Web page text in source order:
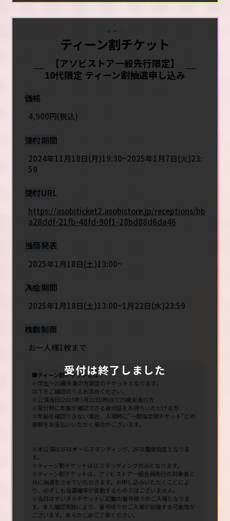
ティーン割チケット
【アソビストア一般先行限定】
10代限定 ティーン割抽選申し込み
価格
4,900円(税込)
受付期間
2024年11月18日(月)19:30~2025年1月7日(火)23:
59
受付URL
https://asobiticket2.asobistore.jp/receptions/bb
a28ddf-21fb-48fd-90f1-28bd88d6da46
当落発表
2025年1月18日(土)13:00~
入金期間
2025年1月18日(土)13:00~1月22日(水)23:59
枚数制限
お一人様1枚まで
■ティーン割チケットとは？
小学生～20歳未満の方限定のチケットとなります。
以下をご確認のうえお求めください。
※公演当日(2025年3月22日)時点で20歳未満の方
※受付時に年齢が確認できる身分証をお持ちいただける方
※年齢を確認できない場合、入場時に”一般指定席チケット”との
差額をお支払いいただく場合がございます。
※本公演は1Fはオールスタンディング、2Fは着席指定となりま
す。
※ティーン割チケットは1Fスタンディングのみとなります。
※ティーン割チケットは、アソビストア一般会員先行の対象者と
共に抽選をさせていただきます。お申し込みいただくことによ
り、必ずしも当選確率が変動するものではございません。
※当日はデジタルチケットに記載の番号順でのご入場となりま
す。本人確認実施により、番号順でのご入場が前後する可能性が
ございます。あらかじめご了承ください。
受付は終了しました